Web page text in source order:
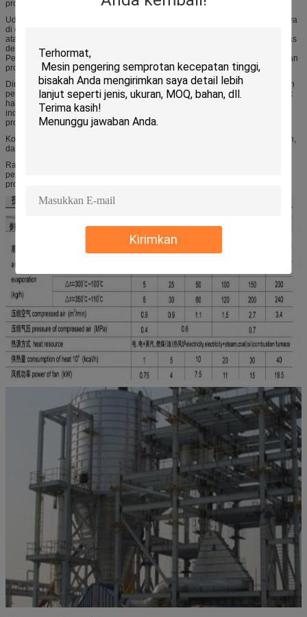
Kirimkan
produk bubuk dihasilkan.
Udara bersih dipanaskan dan masuk ke menara pengeringan, bahan bakunya
di dalam menara dikelompokkan ke dalam kabut halus melalui moncong dua
atau tiga arus.
Bahan baku melakukan pertukaran panas dengan udara panas
dengan cepat untuk menguap kelembaban (pelarut) dalam bahan baku.
Pelembab atau pelarutnya dilepaskan disertai dengan udara panas, kemudian
produk bubuk dihasilkan.
Dirancang untuk produk tertentu agar dikeringkan sesuai dengan standar dan
persyaratan industri tertentu, Spray Dryer konvensional menghasilkan serbuk
halus dengan ukuran partikel antara 20-300.
industri kimia, namun juga terbukti bermanfaat dalam produksi makanan dan
produk susu.
Kontrol lengkap kadar air, struktur partikel, distribusi ukuran partikel, kelarutan,
dan keterbasahan, dan retensi aroma dan rasa alami.
Rasio kinerja / biaya yang tak terkalahkan Komponen hemat energi,
pengeringan terus menerus dan cepat, kemudahan operasi dan otomasi
proses memberikan kontrol penuh atas hasil dan biaya.